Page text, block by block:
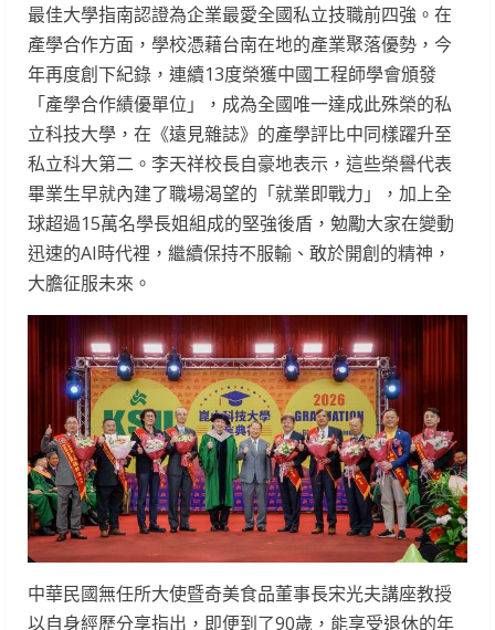
最佳大學指南認證為企業最愛全國私立技職前四強。在
產學合作方面，學校憑藉台南在地的產業聚落優勢，今
年再度創下紀錄，連續13度榮獲中國工程師學會頒發
「產學合作績優單位」，成為全國唯一達成此殊榮的私
立科技大學，在《遠見雜誌》的產學評比中同樣躍升至
私立科大第二。李天祥校長自豪地表示，這些榮譽代表
畢業生早就內建了職場渴望的「就業即戰力」，加上全
球超過15萬名學長姐組成的堅強後盾，勉勵大家在變動
迅速的AI時代裡，繼續保持不服輸、敢於開創的精神，
大膽征服未來。
中華民國無任所大使暨奇美食品董事長宋光夫講座教授
以自身經歷分享指出，即便到了90歲，能享受退休的年